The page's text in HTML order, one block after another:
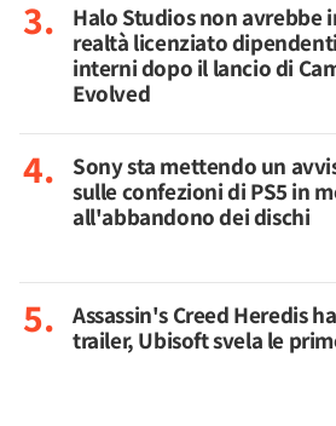
Halo Studios non avrebbe
realtà licenziato dipendenti
interni dopo il lancio di
Evolved
Sony sta mettendo un
sulle confezioni di PS5 in
all'abbandono dei dischi
Assassin's Creed Heredis
trailer, Ubisoft svela le